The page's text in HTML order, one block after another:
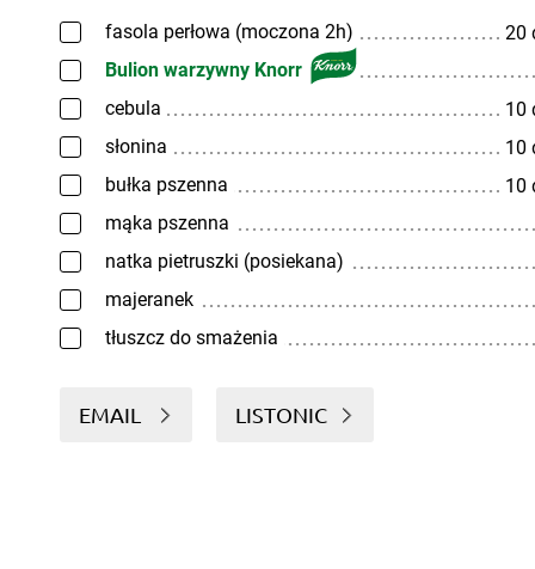
fasola perłowa (moczona 2h)
20
Bulion warzywny Knorr
cebula
10
słonina
10
bułka pszenna
10
mąka pszenna
natka pietruszki (posiekana)
majeranek
tłuszcz do smażenia
EMAIL LISTONIC